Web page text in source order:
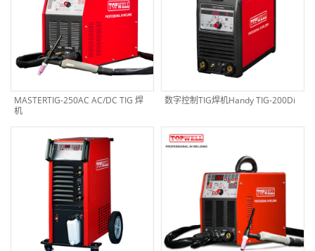
MASTERTIG-250AC AC/DC TIG 焊
机
数字控制TIG焊机Handy TIG-200Di